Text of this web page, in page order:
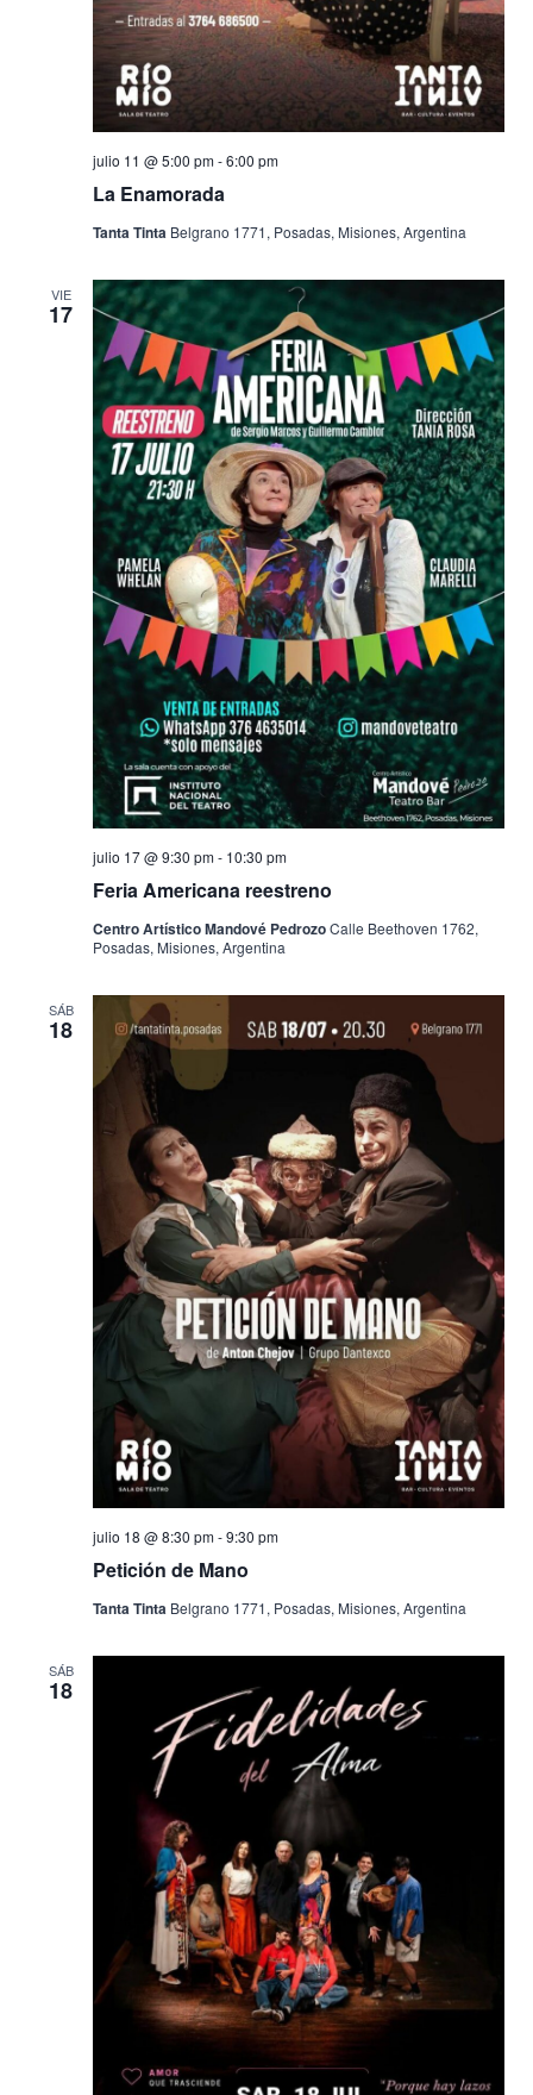
La Enamorada
julio 11 @ 5:00 pm-6:00 pm
Tanta Tinta Belgrano 1771, Posadas, Misiones, Argentina
VIE
17
Feria Americana reestreno
julio 17 @ 9:30 pm- 10:30 pm
Centro Artístico Mandové PedrozoCalle Beethoven 1762,
Posadas, Misiones, Argentina
SÁB
18
Petición de Mano
julio 18 @ 8:30 pm-9:30 pm
Tanta Tinta Belgrano 1771, Posadas, Misiones, Argentina
SÁB
18